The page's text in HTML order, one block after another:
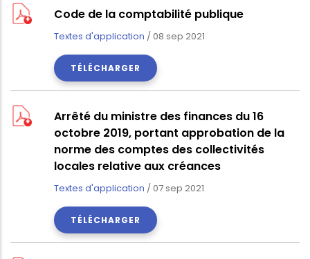
Code de la comptabilité publique
Textes d'application / 08 sep 2021
TÉLÉCHARGER
Arrêté du ministre des finances du 16
octobre 2019, portant approbation de la
norme des comptes des collectivités
locales relative aux créances
Textes d'application / 07 sep 2021
TÉLÉCHARGER